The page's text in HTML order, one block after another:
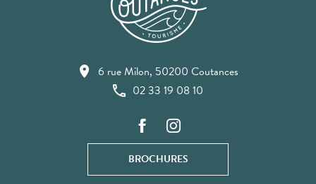
6 rue Milon, 50200 Coutances
02 33 19 08 10
BROCHURES